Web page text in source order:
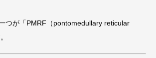
つが「PMRF（pontomedullary reticular